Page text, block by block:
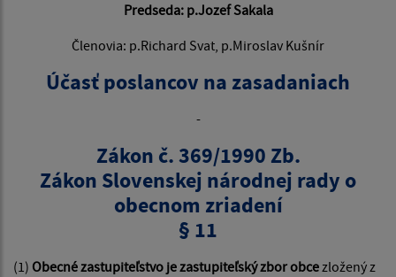
Predseda: p.Jozef Sakala
Členovia: p.Richard Svat, p.Miroslav Kušnír
Účasť poslancov na zasadaniach
-
Zákon č. 369/1990 Zb.
Zákon Slovenskej národnej rady o
obecnom zriadení
§ 11
(1) Obecné zastupiteľstvo je zastupiteľský zbor obcezložený z